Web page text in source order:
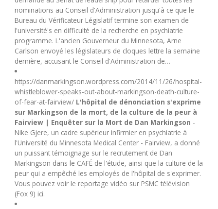
nominations au Conseil d'Administration jusqu'à ce que le
Bureau du Vérificateur Législatif termine son examen de
l'université's en difficulté de la recherche en psychiatrie
programme. L'ancien Gouverneur du Minnesota, Arne
Carlson envoyé les législateurs de cloques lettre la semaine
dernière, accusant le Conseil d'Administration de…
https://danmarkingson.wordpress.com/2014/11/26/hospital-
whistleblower-speaks-out-about-markingson-death-culture-
of-fear-at-fairview/ L'hôpital de dénonciation s'exprime
sur Markingson de la mort, de la culture de la peur à
Fairview | Enquêter sur la Mort de Dan Markingson -
Nike Gjere, un cadre supérieur infirmier en psychiatrie à
l'Université du Minnesota Medical Center - Fairview, a donné
un puissant témoignage sur le recrutement de Dan
Markingson dans le CAFÉ de l'étude, ainsi que la culture de la
peur qui a empêché les employés de l'hôpital de s'exprimer.
Vous pouvez voir le reportage vidéo sur PSMC télévision
(Fox 9) ici.